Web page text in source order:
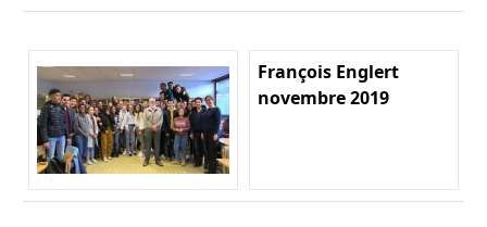
François Englert
novembre 2019